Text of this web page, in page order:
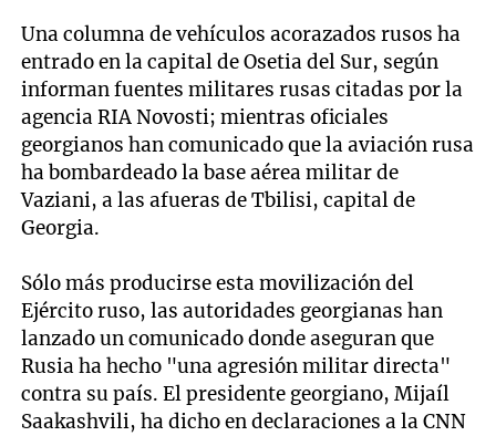
Una columna de vehículos acorazados rusos ha
entrado en la capital de Osetia del Sur, según
informan fuentes militares rusas citadas por la
agencia RIA Novosti; mientras oficiales
georgianos han comunicado que la aviación rusa
ha bombardeado la base aérea militar de
Vaziani, a las afueras de Tbilisi, capital de
Georgia.
Sólo más producirse esta movilización del
Ejército ruso, las autoridades georgianas han
lanzado un comunicado donde aseguran que
Rusia ha hecho "una agresión militar directa"
contra su país. El presidente georgiano, Mijaíl
Saakashvili, ha dicho en declaraciones a la CNN